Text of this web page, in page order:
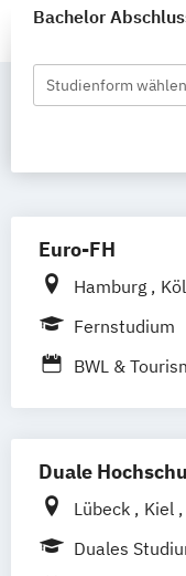
Bachelor
Studienform wählen
Euro-FH
Hamburg
Göttingen
Fernstudium
BWL &
Duale
Lübeck Kiel
Duales